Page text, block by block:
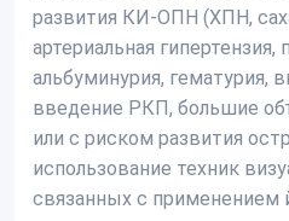
развития КИ-ОПН (ХПН,
артериальная
альбуминурия, гематурия,
введение РКП, большие
или с риском развития
использование техник
связанных с применением